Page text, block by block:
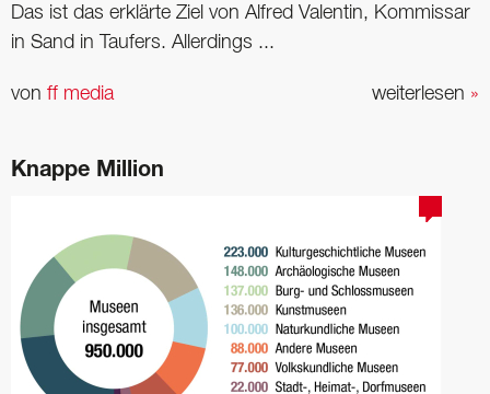
Das ist das erklärte Ziel von Alfred Valentin, Kommissar
in Sand in Taufers. Allerdings ...
weiterlesen »
von ff media
Knappe Million